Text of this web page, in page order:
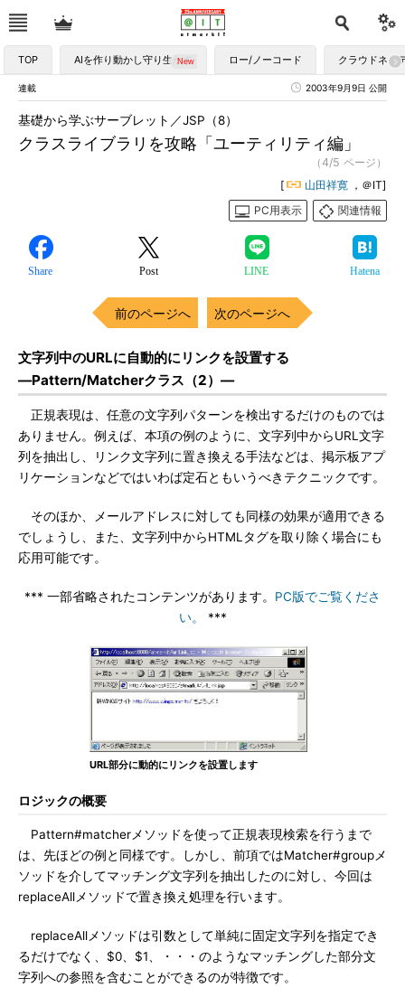
TOP AIを作り動かし守り生かす ロー/ノーコード クラウドネイ
連載 2003年9月9日 公開
クラスライブラリを攻略「ユーティリティ編」
基礎から学ぶサーブレット／JSP（8）
（4/5 ページ）
[
山田祥寛 ，＠IT]
PC用表示
関連情報
Share Post LINE Hatena
前のページへ 次のページへ
文字列中のURLに自動的にリンクを設置する
―Pattern/Matcherクラス（2）―
正規表現は、任意の文字列パターンを検出するだけのものでは
ありません。例えば、本項の例のように、文字列中からURL文字
列を抽出し、リンク文字列に置き換える手法などは、掲示板アプ
リケーションなどではいわば定石ともいうべきテクニックです。
そのほか、メールアドレスに対しても同様の効果が適用できる
でしょうし、また、文字列中からHTMLタグを取り除く場合にも
応用可能です。
*** 一部省略されたコンテンツがあります。 PC版でご覧くださ
い。
***
URL部分に動的にリンクを設置します
ロジックの概要
Pattern#matcherメソッドを使って正規表現検索を行うまで
は、先ほどの例と同様です。しかし、前項ではMatcher#groupメ
ソッドを介してマッチング文字列を抽出したのに対し、今回は
replaceAllメソッドで置き換え処理を行います。
replaceAllメソッドは引数として単純に固定文字列を指定でき
るだけでなく、$0、$1、・・・のようなマッチングした部分文
字列への参照を含むことができるのが特徴です。